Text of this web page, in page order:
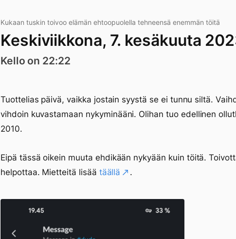
Kukaan tuskin toivoo elämän ehtoopuolella tehneensä enemmän töitä
Keskiviikkona, 7. kesäkuuta
Kello on 22:22
Tuottelias päivä, vaikka jostain syystä se ei tunnu siltä.
vihdoin kuvastamaan nykyminääni. Olihan tuo edellinen
2010.
Eipä tässä oikein muuta ehdikään nykyään kuin töitä.
helpottaa. Mietteitä lisää täällä .